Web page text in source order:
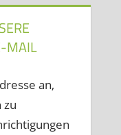
MAIL
an,
zu